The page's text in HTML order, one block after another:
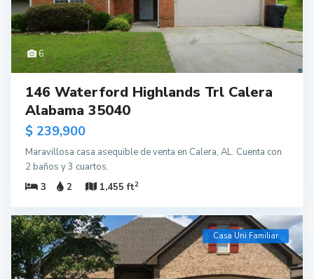
6
146 Waterford Highlands Trl Calera
Alabama 35040
$ 239,900
Maravillosa casa asequible de venta en Calera, AL. Cuenta con
2 baños y 3 cuartos.
3
2 1,455 ft2
Casa Uni Familiar